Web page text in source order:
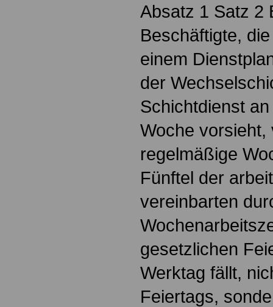
Absatz 1 Satz 2
Beschäftigte,
einem
der
Schichtdienst
Woche
regelmäßige
Fünftel der
vereinbarten
gesetzlichen
Werktag fällt,
Feiertags,